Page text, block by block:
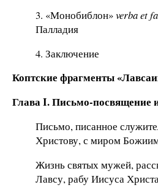
3. «Монобиблон»verba et
Палладия
4. Заключение
Коптские фрагменты
Глава I. Письмо-посвящение
Письмо, писанное
Христову, с миром
Жизнь святых мужей,
Лавсу, рабу Иисуса